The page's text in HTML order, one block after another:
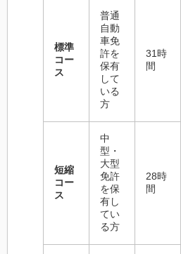
標準
コー
ス
普通
自動
車免
許を
保有
して
いる
方
31時
間
短縮
コー
ス
中
型・
大型
免許
を保
有し
てい
る方
28時
間